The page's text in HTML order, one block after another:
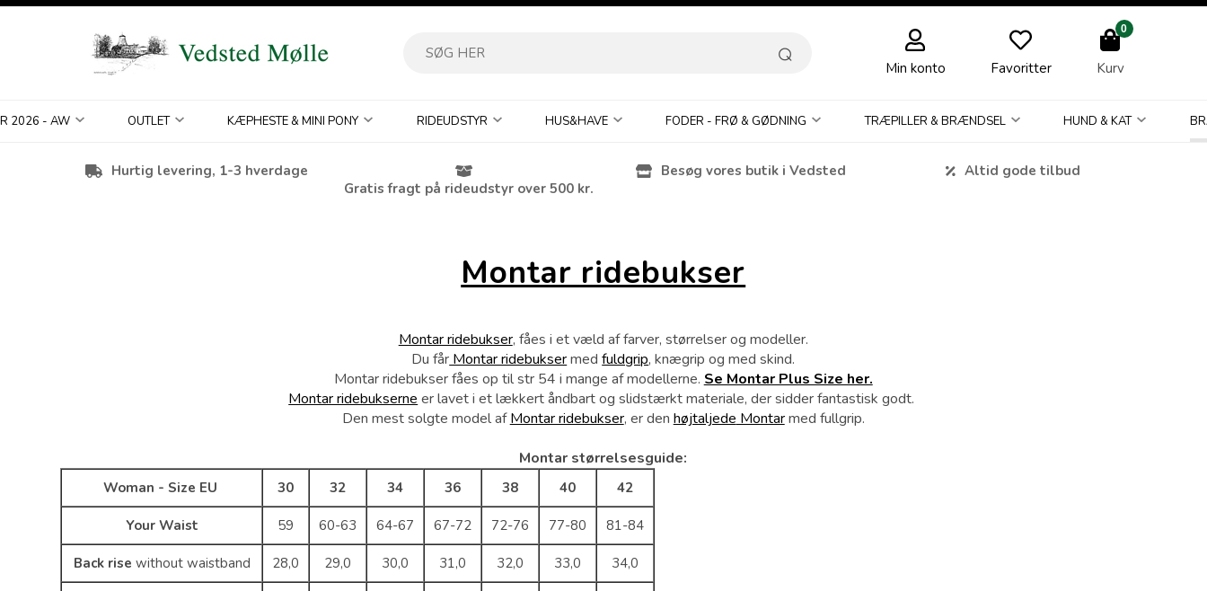
Min konto Favoritter
0
Kurv
2026 - AW OUTLET KÆPHESTE & MINI PONY RIDEUDSTYR HUS&HAVE FODER - FRØ & GØDNING TRÆPILLER & BRÆNDSEL HUND & KAT
Hurtig levering, 1-3 hverdage
Gratis fragt på rideudstyr over 500 kr.
Besøg vores butik i Vedsted Altid gode tilbud
Montar ridebukser
Montar ridebukser, fåes i et væld af farver, størrelser og modeller.
Du får Montar ridebuksermedfuldgrip, knægrip og med skind.
Montar ridebukser fåes op til str 54 i mange af modellerne. Se Montar Plus Size her.
Montar ridebukserne er lavet i et lækkert åndbart og slidstærkt materiale, der sidder fantastisk godt.
Den mest solgte model afMontar ridebukser, er den højtaljede Montarmed fullgrip.
Montar størrelsesguide:
Woman - Size EU 30 32 34 36 38 40 42
Your Waist 59 60-63 64-67 67-72 72-76 77-80 81-84
Back rise without waistband 28,0 29,0 30,0 31,0 32,0 33,0 34,0